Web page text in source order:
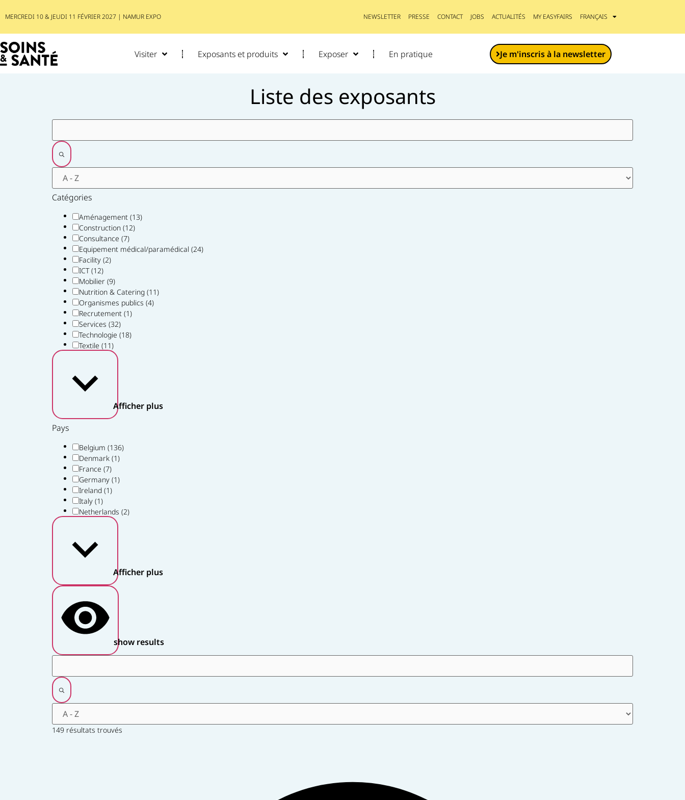
MERCREDI 10 & JEUDI 11 FÉVRIER 2027 | NAMUR EXPO NEWSLETTER PRESSE CONTACT JOBS ACTUALITÉS MY EASYFAIRS FRANÇAIS
Visiter Exposants et produits Exposer En pratique Je m'inscris à la newsletter
Liste des exposants
Filtres
Catégories
Aménagement (13)
Construction (12)
Consultance (7)
Equipement médical/paramédical (24)
Facility (2)
ICT(12)
Mobilier (9)
Nutrition & Catering (11)
Organismes publics (4)
Recrutement (1)
Services (32)
Technologie (18)
Textile (11)
Afficher plus
Pays
Belgium (136)
Denmark (1)
France (7)
Germany (1)
Ireland (1)
Italy (1)
Netherlands (2)
Afficher plus
show results
149 résultats trouvés